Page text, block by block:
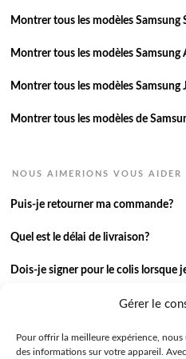
Gérer le
Pour offrir la meilleure expérience,
des informations sur votre appareil.
Montrer tous les modèles Samsung
Montrer tous les modèles Samsung
Montrer tous les modèles Samsung
Montrer tous les modèles de
NOUS AIMERIONS VOUS AIDER
Puis-je retourner ma commande?
Quel est le délai de livraison?
Dois-je signer pour le colis lorsque
Je n’ai pas reçu ma commande.
J’ai une autre question.